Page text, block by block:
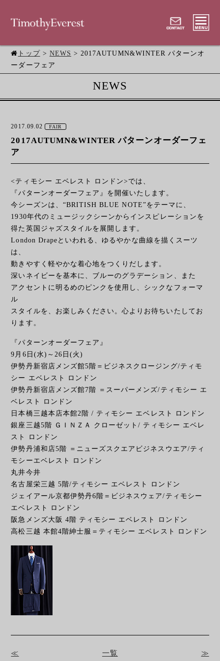
トップ > NEWS > 2017AUTUMN&WINTER パターンオ
ーダーフェア
NEWS
2017.09.02 FAIR
2017AUTUMN&WINTER パターンオーダーフェ
ア
<ティモシー エベレスト ロンドン>では、
『パターンオーダーフェア』を開催いたします。
今シーズンは、“BRITISH BLUE NOTE”をテーマに、
1930年代のミュージックシーンからインスピレーションを
得た英国ジャズスタイルを展開します。
London Drapeといわれる、ゆるやかな曲線を描くスーツ
は、
動きやすく軽やかな着心地をつくりだします。
深いネイビーを基本に、ブルーのグラデーション、また
アクセントに明るめのピンクを使用し、シックなフォーマ
ル
スタイルを、お楽しみください。心よりお待ちいたしてお
ります。
『パターンオーダーフェア』
9月6日(水)～26日(火)
伊勢丹新宿店メンズ館5階＝ビジネスクロージング/ティモ
シー エベレスト ロンドン
伊勢丹新宿店メンズ館7階 ＝スーパーメンズ/ティモシー エ
ベレスト ロンドン
日本橋三越本店本館2階 / ティモシー エベレスト ロンドン
銀座三越5階 ＧＩＮＺＡ クローゼット/ ティモシー エベレ
スト ロンドン
伊勢丹浦和店5階 ＝ニューズスクエアビジネスウエア/ティ
モシーエベレスト ロンドン
丸井今井
名古屋栄三越 5階/ティモシー エベレスト ロンドン
ジェイアール京都伊勢丹6階＝ビジネスウェア/ティモシー
エベレスト ロンドン
阪急メンズ大阪 4階 ティモシー エベレスト ロンドン
高松三越 本館4階紳士服＝ティモシー エベレスト ロンドン
≪ 一覧 ≫